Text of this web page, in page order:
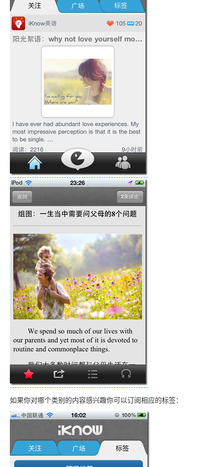
如果你对哪个类别的内容感兴趣你可以订阅相应的标签：